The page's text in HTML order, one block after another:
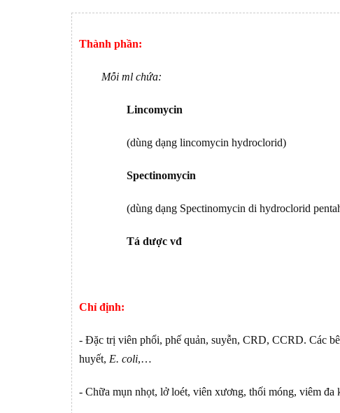
Thành phần:
Mỗi ml chứa:
Lincomycin 50
(dùng dạng lincomycin hydroclorid)
Spectinomycin 100
(dùng dạng Spectinomycin di hydroclorid
Tá dược vđ 1
Chỉ định:
- Đặc trị viên phổi, phế quản, suyễn, CRD, CCRD. Các
huyết, E. coli,…
- Chữa mụn nhọt, lở loét, viên xương, thối móng, viêm đa